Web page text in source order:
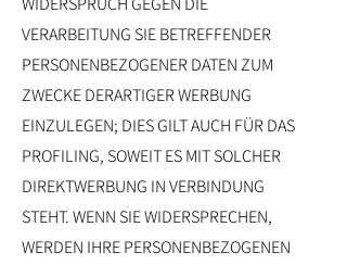
VERARBEITUNG SIE BETREFFENDER
PERSONENBEZOGENER DATEN ZUM
ZWECKE DERARTIGER WERBUNG
EINZULEGEN; DIES GILT AUCH FÜR DAS
PROFILING, SOWEIT ES MIT SOLCHER
DIREKTWERBUNG IN VERBINDUNG
STEHT. WENN SIE WIDERSPRECHEN,
WERDEN IHRE PERSONENBEZOGENEN